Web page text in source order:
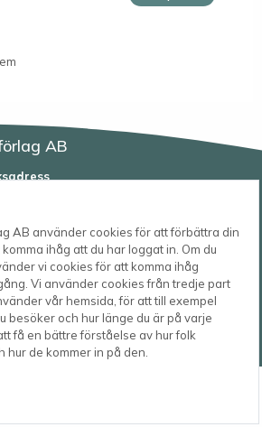
AB använder cookies för att förbättra din
ihåg att du har loggat in. Om du
vi cookies för att komma ihåg
Vi använder cookies från tredje part
vår hemsida, för att till exempel
besöker och hur länge du är på varje
få en bättre förståelse av hur folk
hur de kommer in på den.
AB
0498-22 61 32
E-post
order@wessmans.com